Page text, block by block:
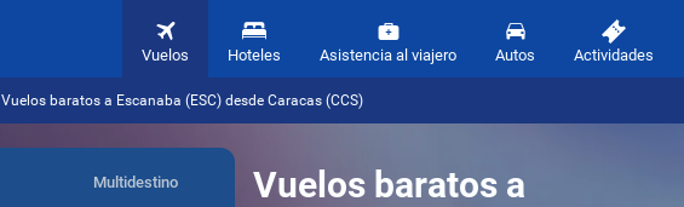
Vuelos Hoteles Asistencia al viajero Autos Actividades
Vuelos baratos a Escanaba (ESC) desde Caracas (CCS)
Vuelos baratos a
Multidestino